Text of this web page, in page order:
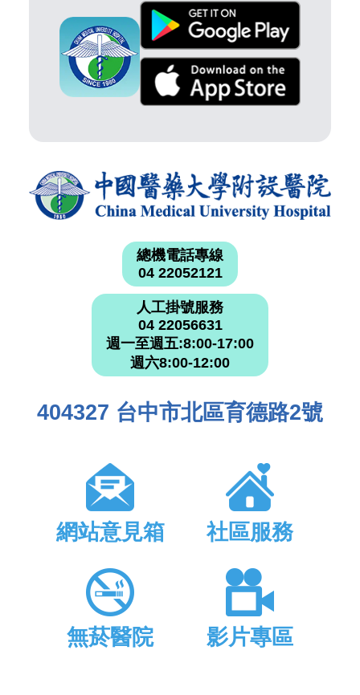
總機電話專線
04 22052121
人工掛號服務
04 22056631
週一至週五:8:00-17:00
週六8:00-12:00
404327 台中市北區育德路2號
網站意見箱 社區服務
無菸醫院 影片專區